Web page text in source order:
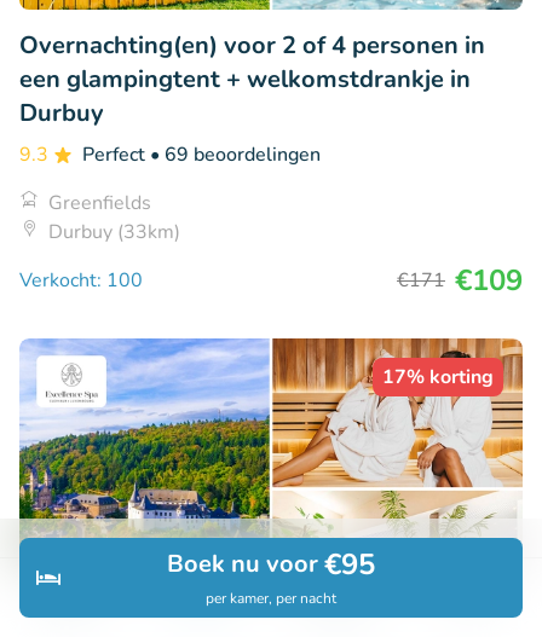
Zoeken Boekingen
Boek nu voor€95
per kamer, per nacht
Overnachting(en) voor 2 of 4 personen in
een glampingtent + welkomstdrankje in
Durbuy
9.3 Perfect • 69 beoordelingen
Greenfields
Durbuy (33km)
Verkocht: 100
€171 €109
17% korting